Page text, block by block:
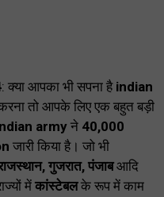
: क्या आपका भी सपना है indian
तो आपके लिए एक बहुत बड़ी
army ने 40,000
जारी किया है। जो भी
गुजरात, पंजाबआदि
मेंकांस्टेबलके रूप में काम